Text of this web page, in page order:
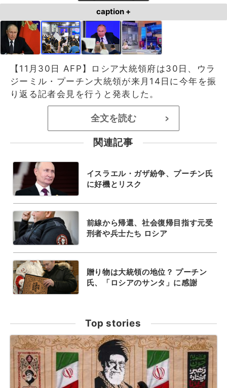
caption +
【11月30日 AFP】ロシア大統領府は30日、ウラ
ジーミル・プーチン大統領が来月14日に今年を振
り返る記者会見を行うと発表した。
全文を読む >
関連記事
イスラエル・ガザ紛争、プーチン氏
に好機とリスク
前線から帰還、社会復帰目指す元受
刑者や兵士たち ロシア
贈り物は大統領の地位？ プーチン
氏、「ロシアのサンタ」に感謝
Top stories